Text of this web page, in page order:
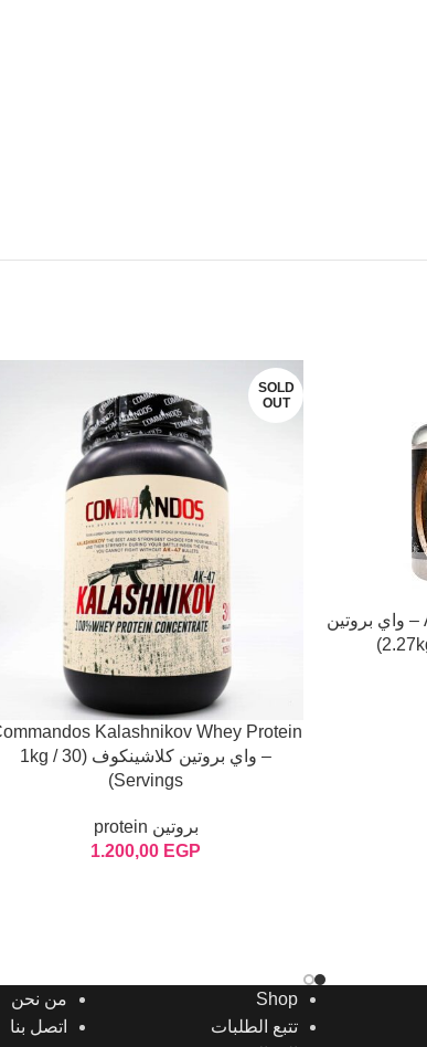
Azgard 100% Whey Protein – واي بروتين
SOLD
OUT
Kalashnikov Whey Protein
– واي بروتين كلاشينكوف (1kg / 30
Servings)
بروتين protein
1.200,00 EGP
Shop
تتبع الطلبات
من نحن
اتصل بنا